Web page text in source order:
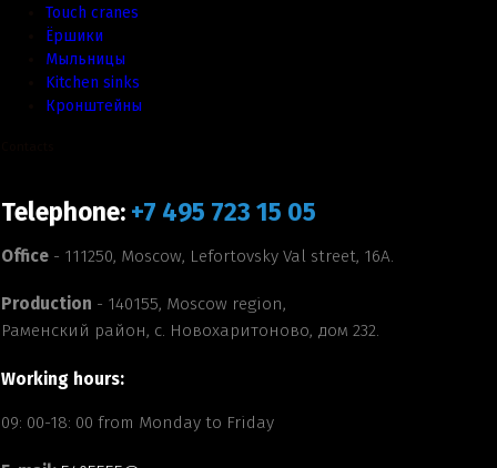
Touch cranes
Ёршики
Мыльницы
Kitchen sinks
Кронштейны
Telephone: +7 495 723 15 05
Office - 111250, Moscow, Lefortovsky Val street, 16A.
Production - 140155, Moscow region,
Раменский район, с. Новохаритоново, дом 232.
Working hours:
09: 00-18: 00 from Monday to Friday